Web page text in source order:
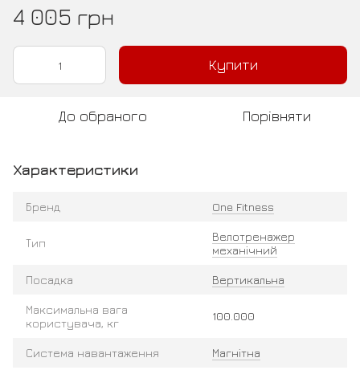
4 005 грн
Купити
До обраного Порівняти
Характеристики
Бренд One Fitness
Тип
Велотренажер
механічний
Посадка Вертикальна
Максимальна вага
користувача, кг
100.000
Система навантаження Магнітна